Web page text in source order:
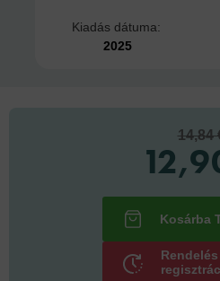
Kiadás dátuma:
2025
14,84
Rendelés